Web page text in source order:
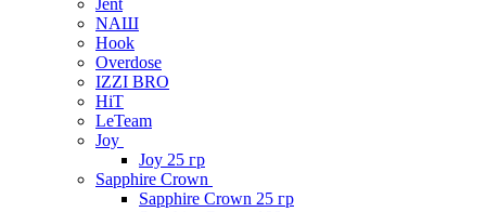
NAШ
Hook
Overdose
IZZI BRO
HiT
LeTeam
Joy
Joy 25 гр
Sapphire Crown
Sapphire Crown 25 гр